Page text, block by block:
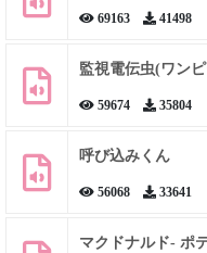
69163 41498
監視電伝虫(ワン
59674 35804
呼び込みくん
56068 33641
マクドナルド- ポ